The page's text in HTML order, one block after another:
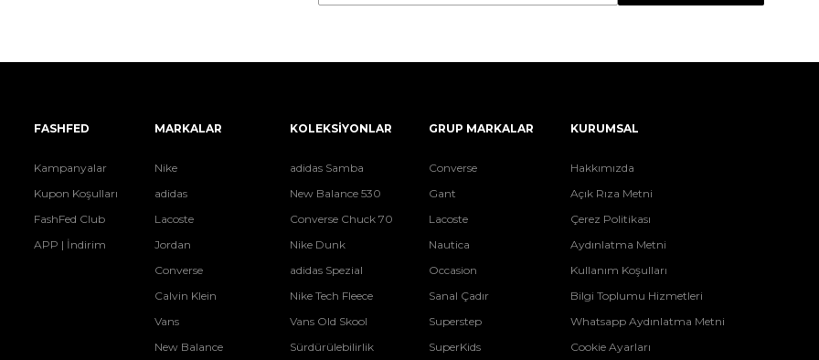
FASHFED
Kampanyalar
Kupon Koşulları
FashFed Club
APP | İndirim
MARKALAR
Nike
adidas
Lacoste
Jordan
Converse
Calvin Klein
Vans
New Balance
KOLEKSİYONLAR
adidas Samba
New Balance 530
Converse Chuck 70
Nike Dunk
adidas Spezial
Nike Tech Fleece
Vans Old Skool
Sürdürülebilirlik
GRUP MARKALAR
Converse
Gant
Lacoste
Nautica
Occasion
Sanal Çadır
Superstep
SuperKids
KURUMSAL
Hakkımızda
Açık Rıza Metni
Çerez Politikası
Aydınlatma Metni
Kullanım Koşulları
Bilgi Toplumu Hizmetleri
Whatsapp Aydınlatma Metni
Cookie Ayarları